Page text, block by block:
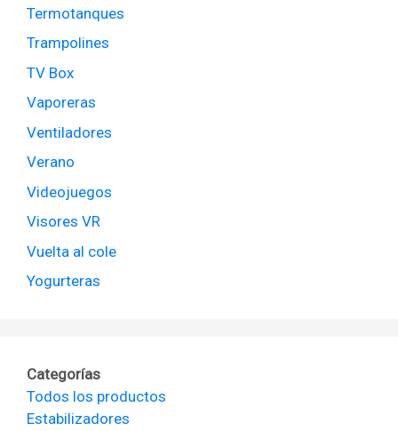
Termotanques
Trampolines
TV Box
Vaporeras
Ventiladores
Verano
Videojuegos
Visores VR
Vuelta al cole
Yogurteras
Categorías
Todos los productos
Estabilizadores